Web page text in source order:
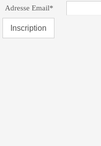
Adresse Email*